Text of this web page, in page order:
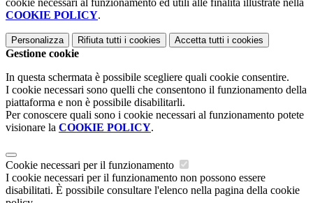
cookie necessari al funzionamento ed utili alle finalità illustrate nella
COOKIE POLICY.
Personalizza Rifiuta tutti i cookies Accetta tutti i cookies
Gestione cookie
In questa schermata è possibile scegliere quali cookie consentire.
I cookie necessari sono quelli che consentono il funzionamento della
piattaforma e non è possibile disabilitarli.
Per conoscere quali sono i cookie necessari al funzionamento potete
visionare la COOKIE POLICY.
Cookie necessari per il funzionamento
I cookie necessari per il funzionamento non possono essere
disabilitati. È possibile consultare l'elenco nella pagina della cookie